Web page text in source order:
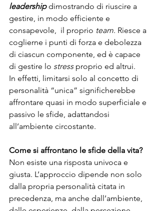
leadership dimostrando di riuscire a
gestire, in modo efficiente e
consapevole,  il proprio team. Riesce a
coglierne i punti di forza e debolezza
di ciascun componente, ed è capace
di gestire lo stress proprio ed altrui.
In effetti, limitarsi solo al concetto di
personalità “unica” significherebbe
affrontare quasi in modo superficiale e
passivo le sfide, adattandosi
all’ambiente circostante.
Come si affrontano le sfide della vita?
Non esiste una risposta univoca e
giusta. L’approccio dipende non solo
dalla propria personalità citata in
precedenza, ma anche dall’ambiente,